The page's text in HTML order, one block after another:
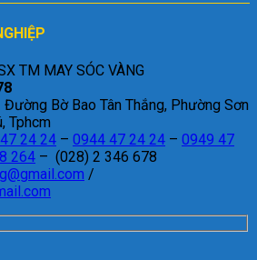
TM MAY SÓC VÀNG
Bờ Bao Tân Thắng, Phường Sơn
Tphcm
24 24 – 0944 47 24 24 – 0949 47
264 – (028) 2 346 678
/